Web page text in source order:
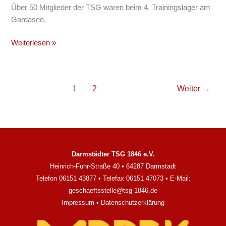
Über 50 Mitglieder der TSG waren beim 4. Trainingslager am
Gardasee.
Weiterlesen »
1 2 Weiter →
Darmstädter TSG 1846 e.V.
Heinrich-Fuhr-Straße 40 • 64287 Darmstadt
Telefon 06151 43877 • Telefax 06151 47073 • E-Mail:
geschaeftsstelle@tsg-1846.de
Impressum • Datenschutzerklärung